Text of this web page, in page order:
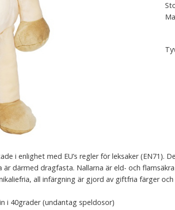
i enlighet med EU’s regler för leksaker (EN71).
därmed dragfasta. Nallarna är eld- och
all infärgning är gjord av giftfria färger och
i 40grader (undantag speldosor)